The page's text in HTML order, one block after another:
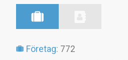
Företag: 772